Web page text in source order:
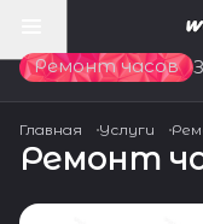
Ремонт часов
Главная Услуги
Ремонт